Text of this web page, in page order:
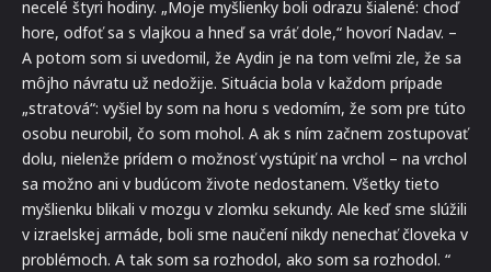
necelé štyri hodiny. „Moje myšlienky boli odrazu šialené: choď
hore, odfoť sa s vlajkou a hneď sa vráť dole,“ hovorí Nadav. –
A potom som si uvedomil, že Aydin je na tom veľmi zle, že sa
môjho návratu už nedožije. Situácia bola v každom prípade
„stratová“: vyšiel by som na horu s vedomím, že som pre túto
osobu neurobil, čo som mohol. A ak s ním začnem zostupovať
dolu, nielenže prídem o možnosť vystúpiť na vrchol – na vrchol
sa možno ani v budúcom živote nedostanem. Všetky tieto
myšlienku blikali v mozgu v zlomku sekundy. Ale keď sme slúžili
v izraelskej armáde, boli sme naučení nikdy nenechať človeka v
problémoch. A tak som sa rozhodol, ako som sa rozhodol. “